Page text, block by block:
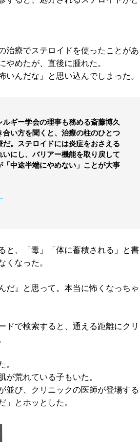
治療でステロイドを使ったことがあ
めたが、直後に腫れた。
んだな」と思い込んでしまった。
ギー学会の理事も務める斎藤博久
い方を聞くと、治療の柱のひとつ
。ステロイドには炎症をおさえる
にし、バリアー機能を取り戻して
中途半端にやめない」ことが大事
と、「毒」「体に蓄積される」と書
くなった。
だ』と思って。本当に怖くなっちゃ
ドで検索すると、通える距離にクリ
。
荒れている子もいた。
並び、クリニックの医師が登場する
とホッとした。